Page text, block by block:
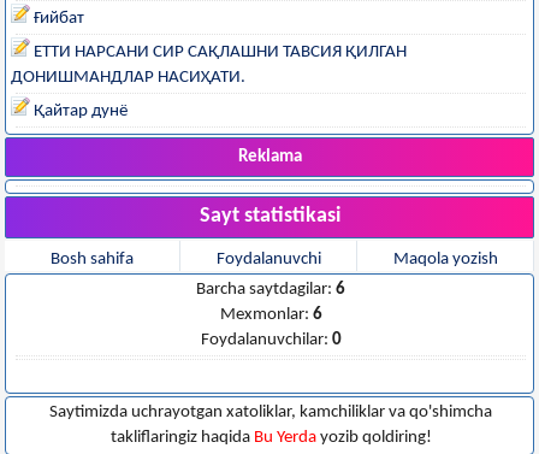
Ғийбат
ЕТТИ НАРСАНИ СИР САҚЛАШНИ ТАВСИЯ ҚИЛГАН
ДОНИШМАНДЛАР НАСИҲАТИ.
Қайтар дунё
Reklama
Sayt statistikasi
Bosh sahifa Foydalanuvchi
Maqola yozish
Barcha saytdagilar: 6
Mexmonlar: 6
Foydalanuvchilar: 0
Saytimizda uchrayotgan xatoliklar, kamchiliklar va qo'shimcha
takliflaringiz haqida Bu Yerda yozib qoldiring!